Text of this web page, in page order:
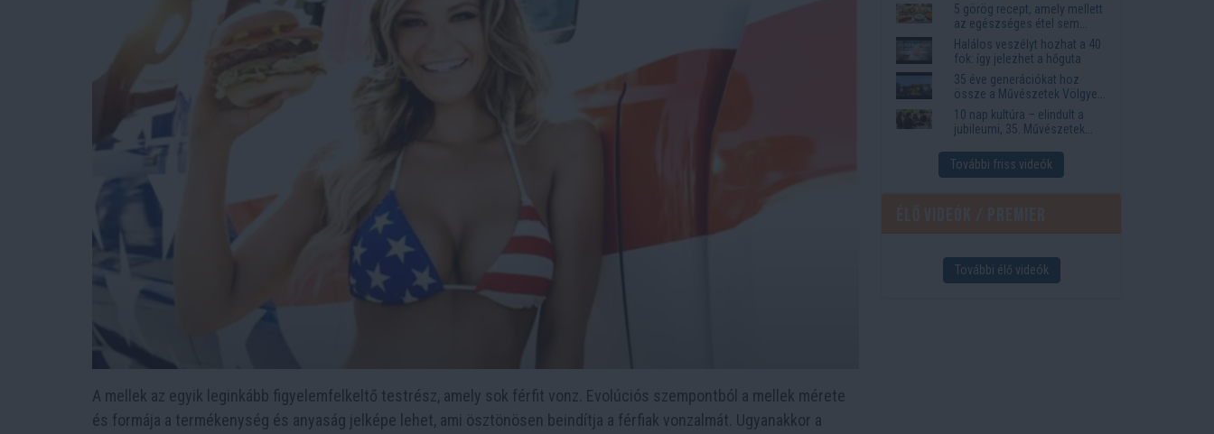
A mellek az egyik leginkább figyelemfelkeltő testrész, amely sok férfit vonz. Evolúciós szempontból a mellek mérete
és formája a termékenység és anyaság jelképe lehet, ami ösztönösen beindítja a férfiak vonzalmát. Ugyanakkor a
5 görög recept, amely mellett
az egészséges étel sem
tűnik lemondásnak
Halálos veszélyt hozhat a 40
fok: így jelezhet a hőguta
35 éve generációkat hoz
össze a Művészetek Völgye
– megvan a 2027-es időpont
és a bérletár
10 nap kultúra – elindult a
jubileumi, 35. Művészetek
További friss videók
További élő videók